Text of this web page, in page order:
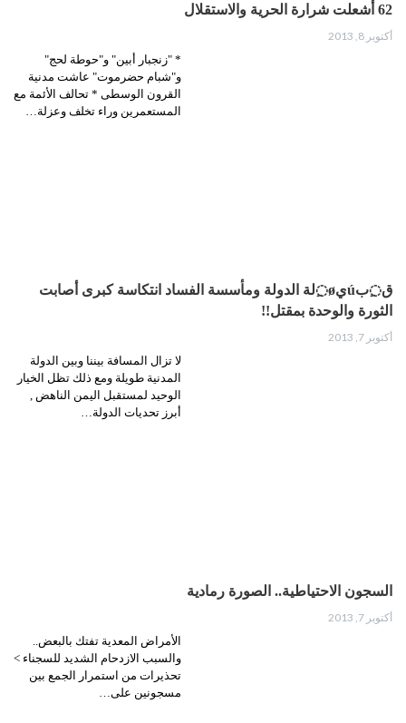
62 أشعلت شرارة الحرية والاستقلال
أكتوبر 8, 2013
* "زنجبار أبين" و"حوطة لحج"
و"شبام حضرموت" عاشت مدنية
القرون الوسطى * تحالف الأئمة مع
المستعمرين وراء تخلف وعزلة…
ق◌ِبúيø◌ِلة الدولة ومأسسة الفساد انتكاسة كبرى أصابت
الثورة والوحدة بمقتل!!
أكتوبر 7, 2013
لا تزال المسافة بيننا وبين الدولة
المدنية طويلة ومع ذلك تظل الخيار
الوحيد لمستقبل اليمن الناهض ,
أبرز تحديات الدولة…
السجون الاحتياطية.. الصورة رمادية
أكتوبر 7, 2013
الأمراض المعدية تفتك بالبعض..
والسبب الازدحام الشديد للسجناء >
‮تحذيرات من استمرار الجمع بين
مسجونين على…